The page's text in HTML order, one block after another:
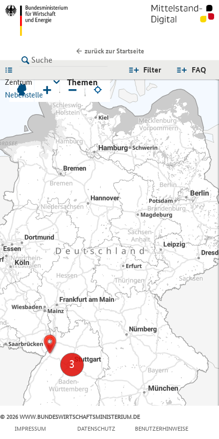
zurück zur Startseite
FAQ
Filter
Zentrum
Nebenstelle
Themen
+ −
© 2026 WWW.BUNDESWIRTSCHAFTSMINISTERIUM.DE
IMPRESSUM
DATENSCHUTZ BENUTZERHINWEISE